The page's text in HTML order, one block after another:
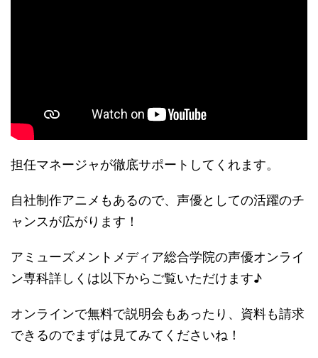
担任マネージャが徹底サポートしてくれます。
自社制作アニメもあるので、声優としての活躍のチ
ャンスが広がります！
アミューズメントメディア総合学院の声優オンライ
ン専科詳しくは以下からご覧いただけます♪
オンラインで無料で説明会もあったり、資料も請求
できるのでまずは見てみてくださいね！